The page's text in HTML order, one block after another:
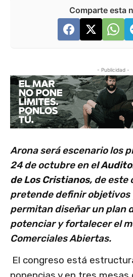
Comparte esta
- Publicidad -
Arona será escenario los
24 de octubre en el
de Los Cristianos, de este
pretende definir objetivos
permitan diseñar un plan
potenciar y fortalecer el
Comerciales Abiertas.
El congreso está